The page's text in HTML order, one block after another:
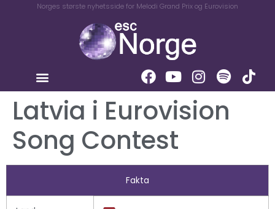
Norges største nyhetsside for Melodi Grand Prix og Eurovision
Latvia i Eurovision
Song Contest
Fakta